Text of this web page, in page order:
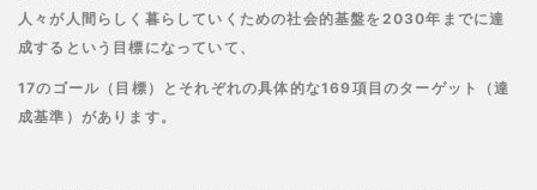
人々が人間らしく暮らしていくための社会的基盤を 2030年までに達
成するという目標になっていて、
17のゴール（目標）とそれぞれの具体的な169項目のターゲット（達
成基準）があります。